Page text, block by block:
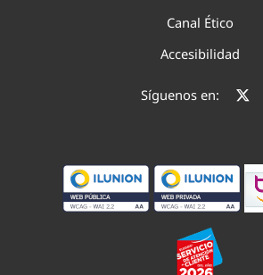
Canal Ético
Accesibilidad
Síguenos en: